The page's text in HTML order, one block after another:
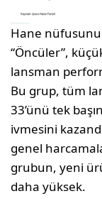
Hane
“Öncüler”,
lansman
Bu grup, tüm
33’ünü tek
ivmesini
genel
grubun, yeni
daha yüksek.